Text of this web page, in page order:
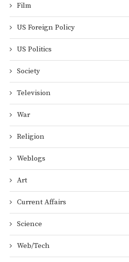
Film
US Foreign Policy
US Politics
Society
Television
War
Religion
Weblogs
Art
Current Affairs
Science
Web/Tech